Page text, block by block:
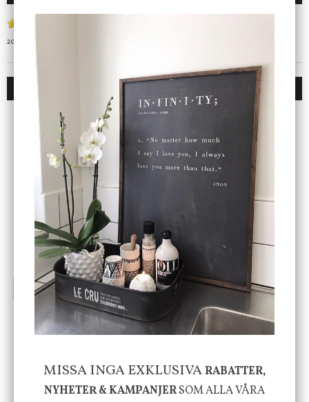
2018-09-27
DU KANSKE OCKSÅ ÄR INTRESSERAD AV
ENDAST 1 ST KVAR I LAGER
Cloudy kruka mini, vit
199 kr
INFO KÖP
Bordslampa Mushroom
vit, Utomhus
499 kr
INFO KÖP
MISSA INGA EXKLUSIVARABATTER,
NYHETER & KAMPANJERSOM ALLA VÅRA